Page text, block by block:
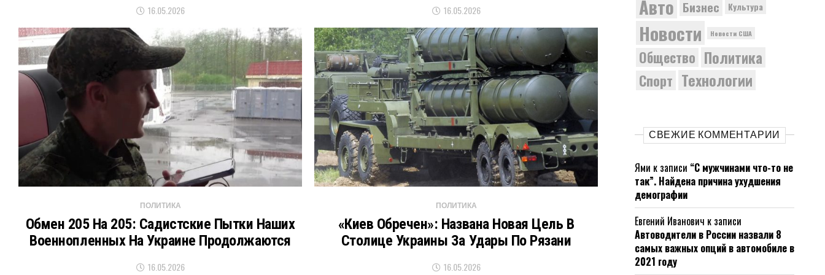
16.05.2026 16.05.2026
ПОЛИТИКА
Обмен 205 На 205: Садистские Пытки Наших
Военнопленных На Украине Продолжаются
16.05.2026
ПОЛИТИКА
«Киев Обречен»: Названа Новая Цель В
Столице Украины За Удары По Рязани
16.05.2026
Авто Бизнес Культура
Новости Новости США
Общество Политика
Спорт Технологии
СВЕЖИЕ КОММЕНТАРИИ
Ями к записи “С мужчинами что-то не
так”. Найдена причина ухудшения
демографии
Евгений Иванович к записи
Автоводители в России назвали 8
самых важных опций в автомобиле в
2021 году